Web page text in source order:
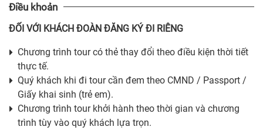
Điều khoản
ĐỐI VỚI KHÁCH ĐOÀN ĐĂNG KÝ ĐI RIÊNG
Chương trình tour có thẻ thay đổi theo điều kiện thời tiết
thực tế.
Quý khách khi đi tour cần đem theo CMND / Passport /
Giấy khai sinh (trẻ em).
Chương trình tour khởi hành theo thời gian và chương
trình tùy vào quý khách lựa trọn.